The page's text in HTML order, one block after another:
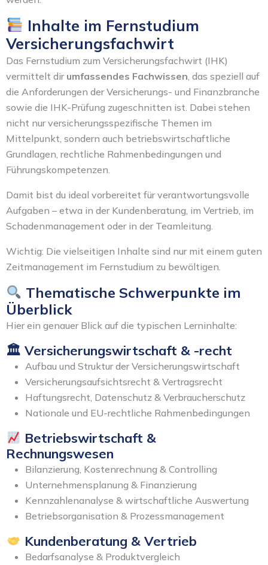
Inhalte im Fernstudium
Versicherungsfachwirt
Das Fernstudium zum Versicherungsfachwirt (IHK)
vermittelt dir umfassendes Fachwissen , das speziell auf
die Anforderungen der Versicherungs- und Finanzbranche
sowie die IHK-Prüfung zugeschnitten ist. Dabei stehen
nicht nur versicherungsspezifische Themen im
Mittelpunkt, sondern auch betriebswirtschaftliche
Grundlagen, rechtliche Rahmenbedingungen und
Führungskompetenzen.
Damit bist du ideal vorbereitet für verantwortungsvolle
Aufgaben – etwa in der Kundenberatung, im Vertrieb, im
Schadenmanagement oder in der Teamleitung.
Wichtig: Die vielseitigen Inhalte sind nur mit einem guten
Zeitmanagement im Fernstudium zu bewältigen.
Thematische Schwerpunkte im
Überblick
Hier ein genauer Blick auf die typischen Lerninhalte:
🏛 Versicherungswirtschaft & -recht
Aufbau und Struktur der Versicherungswirtschaft
Versicherungsaufsichtsrecht & Vertragsrecht
Haftungsrecht, Datenschutz & Verbraucherschutz
Nationale und EU-rechtliche Rahmenbedingungen
Betriebswirtschaft &
Rechnungswesen
Bilanzierung, Kostenrechnung & Controlling
Unternehmensplanung & Finanzierung
Kennzahlenanalyse & wirtschaftliche Auswertung
Betriebsorganisation & Prozessmanagement
Kundenberatung & Vertrieb
Bedarfsanalyse & Produktvergleich